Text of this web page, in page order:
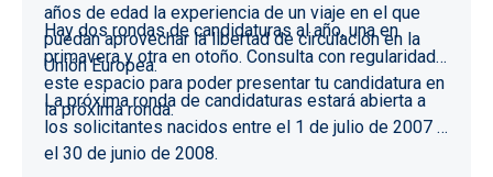
años de edad la experiencia de un viaje en el que
puedan aprovechar la libertad de circulación en la
Unión Europea.
Hay dos rondas de candidaturas al año, una en
primavera y otra en otoño. Consulta con regularidad
este espacio para poder presentar tu candidatura en
la próxima ronda.
La próxima ronda de candidaturas estará abierta a
los solicitantes nacidos entre el 1 de julio de 2007 y
el 30 de junio de 2008.